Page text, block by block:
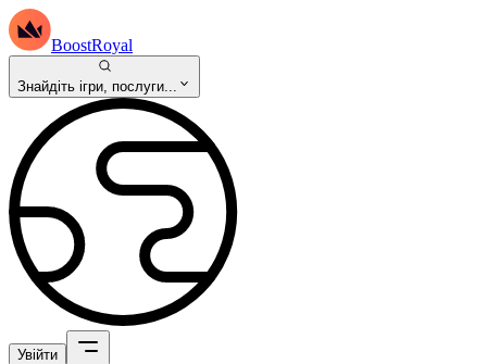
BoostRoyal
Знайдіть ігри, послуги...
Увійти